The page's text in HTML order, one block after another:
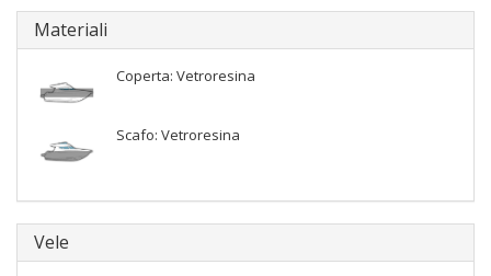
Materiali
Coperta: Vetroresina
Scafo: Vetroresina
Vele